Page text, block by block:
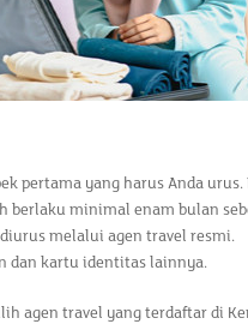
pertama yang harus Anda
berlaku minimal enam bulan
melalui agen travel resmi.
dan kartu identitas lainnya.
agen travel yang terdaftar di